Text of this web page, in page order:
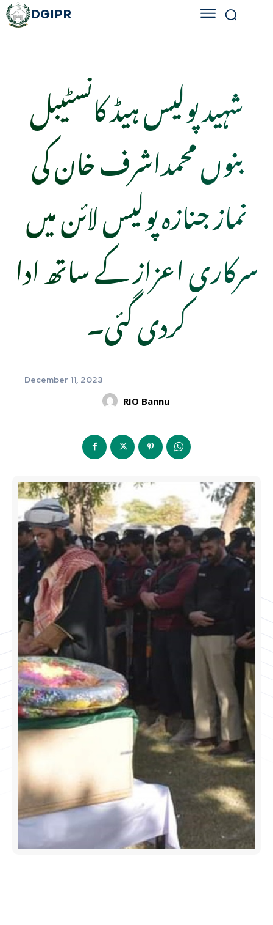
DGIPR
شہید پولیس ہیڈ کانسٹیبل
بنوں محمداشرف خان کی
نماز جنازہ پولیس لائن میں
سرکاری اعزاز کے ساتھ ادا
کردی گئی۔
December 11, 2023
RIO Bannu